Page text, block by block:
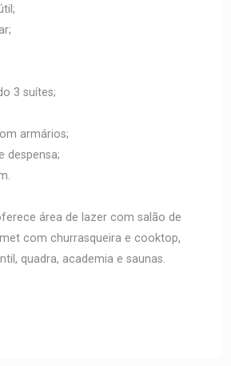
3 suítes;
armários;
despensa;
área de lazer com salão de
com churrasqueira e cooktop,
quadra, academia e saunas.